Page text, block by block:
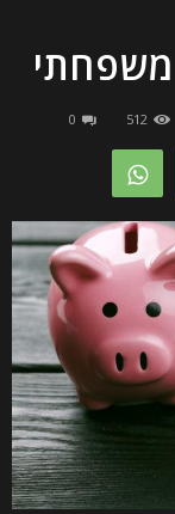
משפחתי
512
0